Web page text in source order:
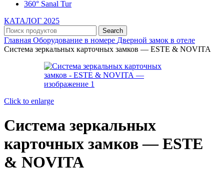
360° Sanal Tur
КАТАЛОГ 2025
Search
Главная Оборудование в номере Дверной замок в отеле
Система зеркальных карточных замков — ESTE & NOVITA
Click to enlarge
Система зеркальных
карточных замков — ESTE
& NOVITA